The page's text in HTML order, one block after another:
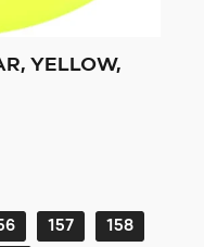
YELLOW,
157
158